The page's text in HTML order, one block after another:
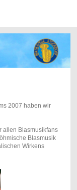
2007 haben wir
allen Blasmusikfans
Blasmusik
Wirkens